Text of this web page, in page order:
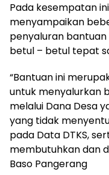
Pada kesempatan
menyampaikan
penyaluran bantuan
betul – betul tepat
“Bantuan ini
untuk menyalurkan
melalui Dana Desa
yang tidak
pada Data DTKS,
membutuhkan dan
Baso Pangerang